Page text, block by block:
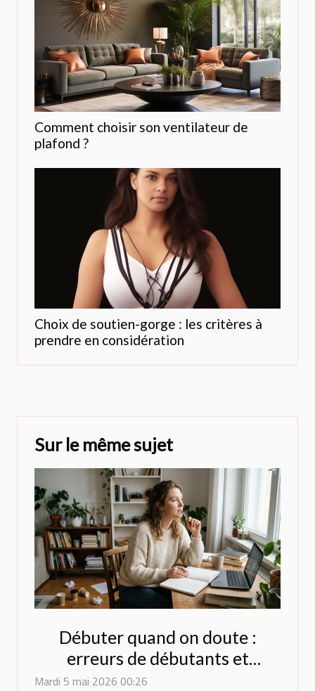
Comment choisir son ventilateur de
plafond ?
Choix de soutien-gorge : les critères à
prendre en considération
Sur le même sujet
Débuter quand on doute :
erreurs de débutants et
comment les éviter
Mardi 5 mai 2026 00:26